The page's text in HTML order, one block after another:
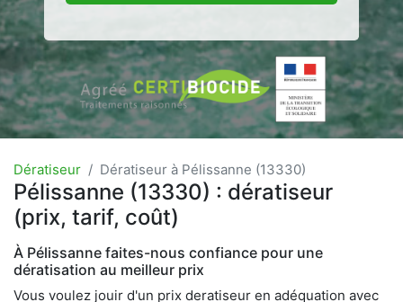
Dératiseur Dératiseur à Pélissanne (13330)
Pélissanne (13330) : dératiseur
(prix, tarif, coût)
À Pélissanne faites-nous confiance pour une
dératisation au meilleur prix
Vous voulez jouir d'un prix deratiseur en adéquation avec